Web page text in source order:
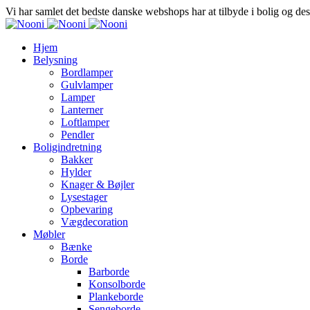
Vi har samlet det bedste danske webshops har at tilbyde i bolig og
Hjem
Belysning
Bordlamper
Gulvlamper
Lamper
Lanterner
Loftlamper
Pendler
Boligindretning
Bakker
Hylder
Knager & Bøjler
Lysestager
Opbevaring
Vægdecoration
Møbler
Bænke
Borde
Barborde
Konsolborde
Plankeborde